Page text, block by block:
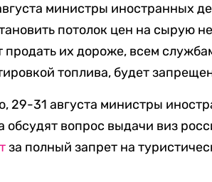
министры иностранных
потолок цен на сырую
продать их дороже, всем
топлива, будет
29-31 августа министры
обсудят вопрос выдачи виз
за полный запрет на